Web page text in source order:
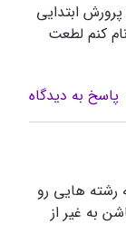
ابتدایی
کنم لطعت
پاسخ به دیدگاه
رشته هایی رو
به غیر از